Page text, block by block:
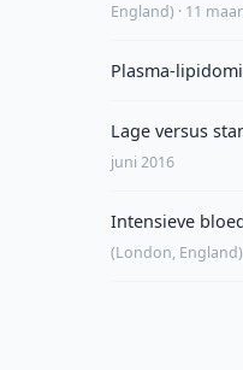
England) · 11
Plasma-
Lage versus
juni 2016
Intensieve
(London,